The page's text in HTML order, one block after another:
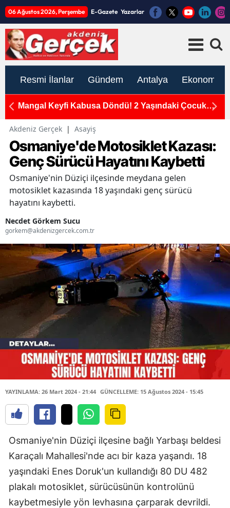
06 Ağustos 2026, Perşembe E-Gazete Yazarlar
Resmi İlanlar Gündem Antalya Ekonomi
Mangal Keyfi Kabusa Döndü! 2 Yaşındaki Çocuk
Akdeniz Gerçek | Asayiş
Osmaniye'de Motosiklet Kazası:
Genç Sürücü Hayatını Kaybetti
Osmaniye'nin Düziçi ilçesinde meydana gelen
motosiklet kazasında 18 yaşındaki genç sürücü
hayatını kaybetti.
Necdet Görkem Sucu
gorkem@akdenizgercek.com.tr
YAYINLAMA: 26 Mart 2024 - 21:44 GÜNCELLEME: 15 Ağustos 2024 - 15:45
Osmaniye'nin Düziçi ilçesine bağlı Yarbaşı beldesi
Karaçalı Mahallesi'nde acı bir kaza yaşandı. 18
yaşındaki Enes Doruk'un kullandığı 80 DU 482
plakalı motosiklet, sürücüsünün kontrolünü
kaybetmesiyle yön levhasına çarparak devrildi.